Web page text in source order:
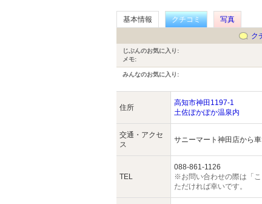
基本情報 クチコミ
写真
ク
じぶんのお気に入り:
メモ:
みんなのお気に入り:
住所
高知市神田1197-1
土佐ぽかぽか温泉内
交通・アクセ
ス
サニーマート神田店から
TEL
088-861-1126
※お問い合わせの際は「
ただければ幸いです。